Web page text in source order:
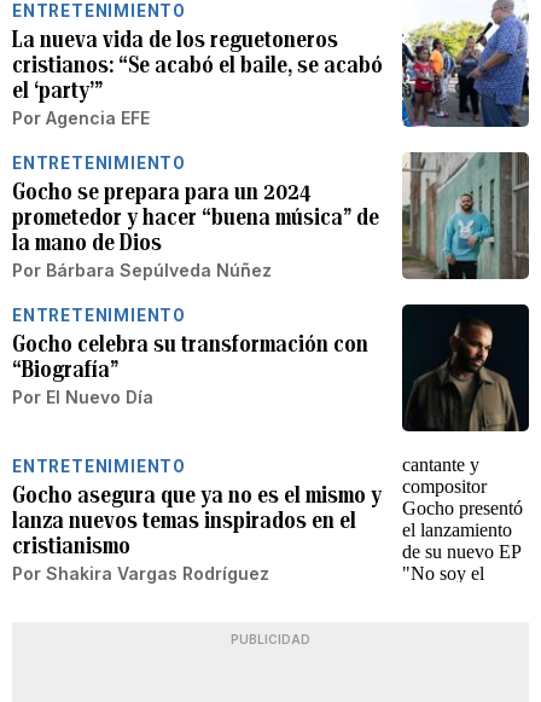
ENTRETENIMIENTO
La nueva vida de los reguetoneros
cristianos: “Se acabó el baile, se acabó
el ‘party’”
Por Agencia EFE
ENTRETENIMIENTO
Gocho se prepara para un 2024
prometedor y hacer “buena música” de
la mano de Dios
Por Bárbara Sepúlveda Núñez
ENTRETENIMIENTO
Gocho celebra su transformación con
“Biografía”
Por El Nuevo Día
ENTRETENIMIENTO
Gocho asegura que ya no es el mismo y
lanza nuevos temas inspirados en el
cristianismo
Por Shakira Vargas Rodríguez
PUBLICIDAD